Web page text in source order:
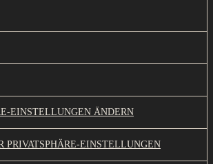
EINSTELLUNGEN ÄNDERN
PRIVATSPHÄRE-EINSTELLUNGEN